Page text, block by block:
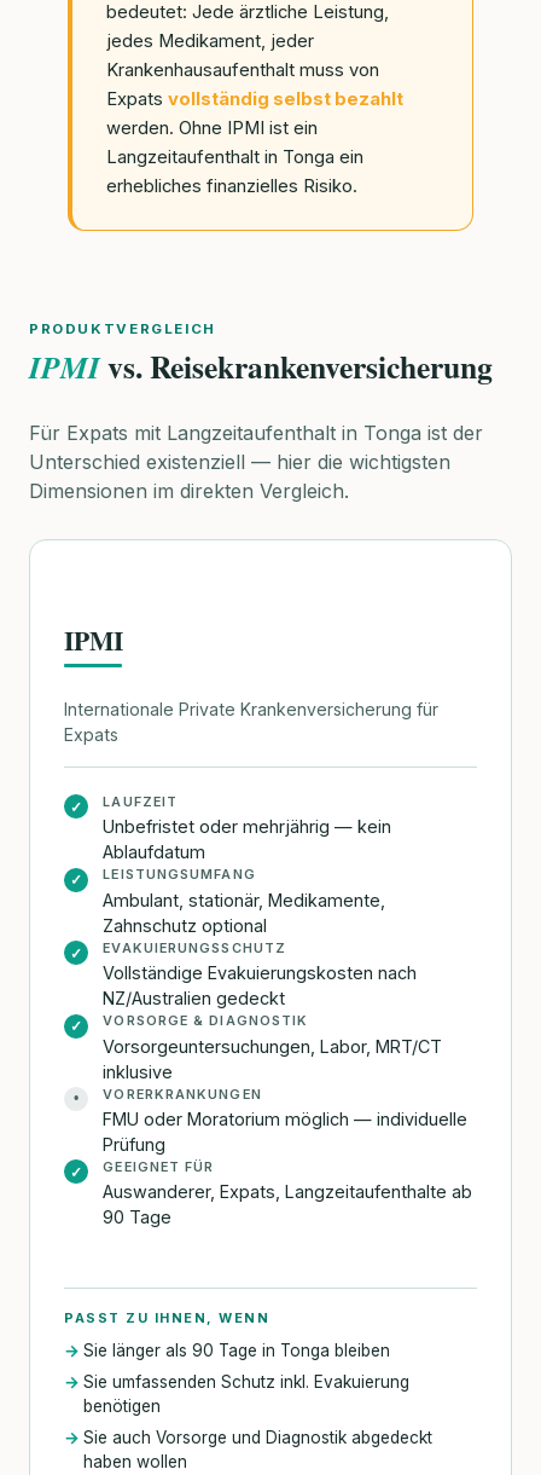
bedeutet: Jede ärztliche Leistung,
jedes Medikament, jeder
Krankenhausaufenthalt muss von
Expats vollständig selbst bezahlt
werden. Ohne IPMI ist ein
Langzeitaufenthalt in Tonga ein
erhebliches finanzielles Risiko.
PRODUKTVERGLEICH
IPMIvs. Reisekrankenversicherung
Für Expats mit Langzeitaufenthalt in Tonga ist der
Unterschied existenziell — hier die wichtigsten
Dimensionen im direkten Vergleich.
IPMI
Internationale Private Krankenversicherung für
Expats
✓ LAUFZEIT
Unbefristet oder mehrjährig — kein
Ablaufdatum
✓ LEISTUNGSUMFANG
Ambulant, stationär, Medikamente,
Zahnschutz optional
✓ EVAKUIERUNGSSCHUTZ
Vollständige Evakuierungskosten nach
NZ/Australien gedeckt
✓ VORSORGE & DIAGNOSTIK
Vorsorgeuntersuchungen, Labor, MRT/CT
inklusive
• VORERKRANKUNGEN
FMU oder Moratorium möglich — individuelle
Prüfung
✓ GEEIGNET FÜR
Auswanderer, Expats, Langzeitaufenthalte ab
90 Tage
PASST ZU IHNEN, WENN
Sie länger als 90 Tage in Tonga bleiben
Sie umfassenden Schutz inkl. Evakuierung
benötigen
Sie auch Vorsorge und Diagnostik abgedeckt
haben wollen